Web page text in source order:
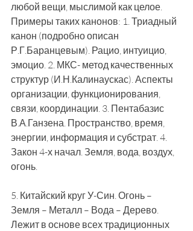
любой вещи, мыслимой как целое.
Примеры таких канонов: 1. Триадный
канон (подробно описан
Р.Г.Баранцевым). Рацио, интуицио,
эмоцио. 2. МКС- метод качественных
структур (И.Н.Калинаускас). Аспекты
организации, функционирования,
связи, координации. 3. Пентабазис
В.А.Ганзена. Пространство, время,
энергии, информация и субстрат. 4.
Закон 4-х начал. Земля, вода, воздух,
огонь.
5. Китайский круг У-Син. Огонь –
Земля – Металл – Вода – Дерево.
Лежит в основе всех традиционных